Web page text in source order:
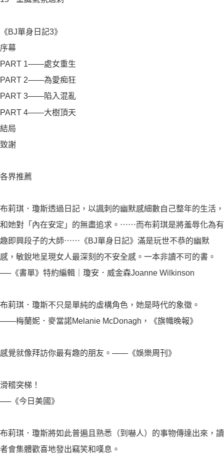
《BJ單身日記3》
序幕
PART 1——處女重生
PART 2——為愛痴狂
PART 3——陷入混亂
PART 4——大樹頂天
結局
致謝
各界推薦
布莉琪．瓊斯透過日記，以諷刺的幽默感細數自己整年的生活，
和她對「內在安定」的無盡追求。⋯⋯而布莉琪是將羞辱化為有
趣即興段子的大師⋯⋯《BJ單身日記》滿是玩世不恭的幽默
感，敏銳地呈現女人最深刻的不安全感。一本非讀不可的書。
──《書單》特約編輯｜瓊安．威金森Joanne Wilkinson
布莉琪．瓊斯不只是單純的虛構角色，她是時代的象徵。
——梅蘭妮．麥當諾Melanie McDonagh，《旗幟晚報》
感覺就像拜訪你最有趣的朋友。——《娛樂周刊》
滑稽突梯！
──《今日美國》
布莉琪．瓊斯將如此普遍且熟悉（到嚇人）的事物傳達出來，讀
者會集體歡喜地發出竊笑和嘆息。